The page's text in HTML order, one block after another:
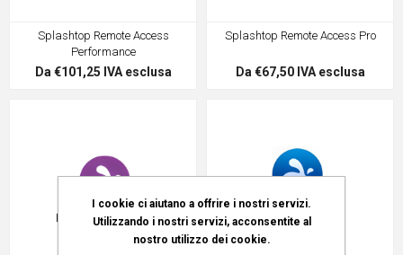
Splashtop Remote Access
Performance
Da €101,25 IVA esclusa
Splashtop Remote Access Pro
Da €67,50 IVA esclusa
I cookie ci aiutano a offrire i nostri servizi.
Utilizzando i nostri servizi, acconsentite al
nostro utilizzo dei cookie.